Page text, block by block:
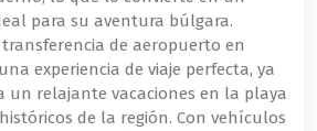
para su aventura búlgara.
de aeropuerto en
experiencia de viaje perfecta, ya
un relajante vacaciones en la playa
de la región. Con vehículos